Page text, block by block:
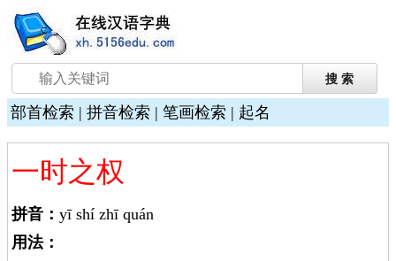
部首检索 | 拼音检索 | 笔画检索 | 起名
一时之权
拼音： yī shí zhī quán
用法：